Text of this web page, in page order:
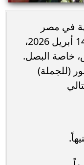
في مصر
استقراراً ملحوظاً اليوم الثلاثاء 14 أبريل 2026،
خاصة البصل.
(للجملة)